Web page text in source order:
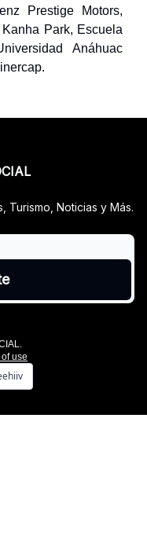
Prestige Motors,
Park, Escuela
Anáhuac
Turismo, Noticias y Más.
use